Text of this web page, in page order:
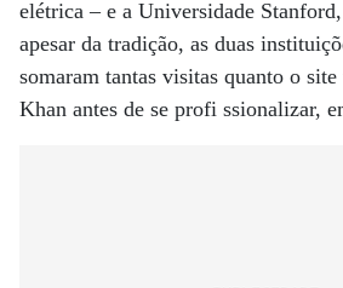
elétrica – e a Universidade
apesar da tradição, as duas
somaram tantas visitas quanto o site
Khan antes de se profi ssionalizar,